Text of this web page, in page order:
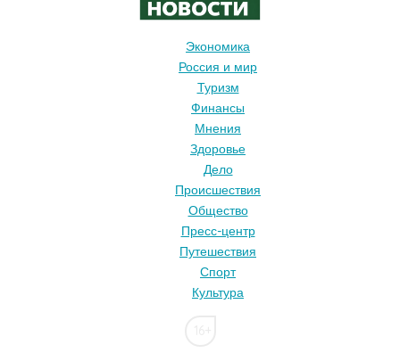
Экономика
Россия и мир
Туризм
Финансы
Мнения
Здоровье
Дело
Происшествия
Общество
Пресс-центр
Путешествия
Спорт
Культура